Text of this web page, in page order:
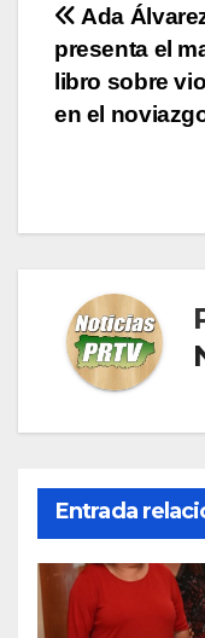
de
Ada
presenta el
libro sobre
en el
Entrada